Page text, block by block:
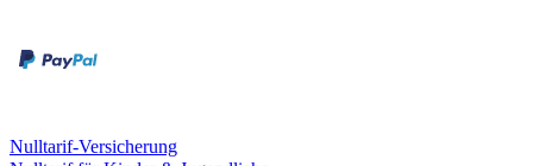
Nulltarif-Versicherung